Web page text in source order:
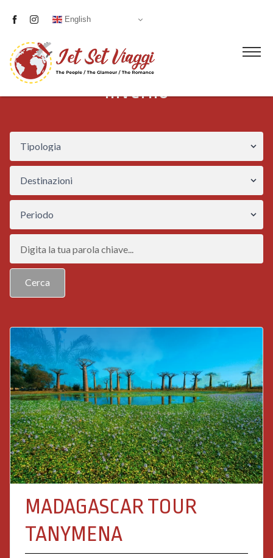
English
Proposte
Visite guidate
Servizi
Blog
Chi siamo
Contatti
Inverno
MADAGASCAR TOUR
TANYMENA